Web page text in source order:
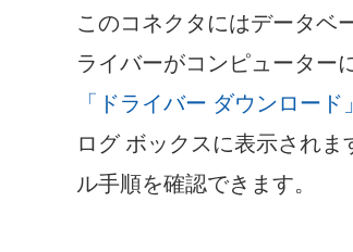
このコネクタにはデータベ
ライバーがコンピューター
「ドライバー ダウンロード」
ログ ボックスに表示され
ル手順を確認できます。